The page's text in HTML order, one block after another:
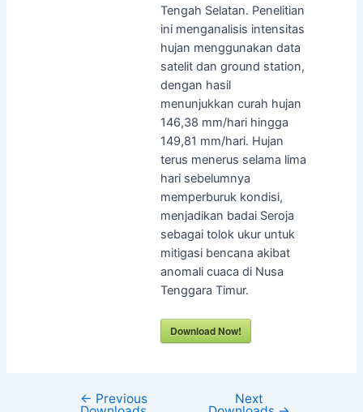
Tengah Selatan. Penelitian
ini menganalisis intensitas
hujan menggunakan data
satelit dan ground station,
dengan hasil
menunjukkan curah hujan
146,38 mm/hari hingga
149,81 mm/hari. Hujan
terus menerus selama lima
hari sebelumnya
memperburuk kondisi,
menjadikan badai Seroja
sebagai tolok ukur untuk
mitigasi bencana akibat
anomali cuaca di Nusa
Tenggara Timur.
Download Now!
← Previous Next